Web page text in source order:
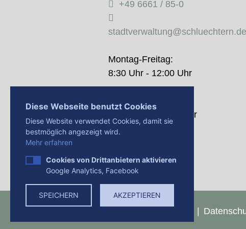
+49 6661 / 85-0
stadtverwaltung@schluechtern.de
Montag-Freitag:
8:30 Uhr - 12:00 Uhr
Donnerstag:
14:00 Uhr - 18:00 Uhr
Diese Webseite benutzt Cookies
Diese Website verwendet Cookies, damit sie
bestmöglich angezeigt wird.
Mehr erfahren
Cookies von Drittanbietern aktivieren
Google Analytics, Facebook
SPEICHERN AKZEPTIEREN